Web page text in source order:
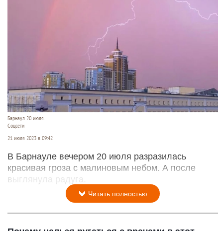
Барнаул 20 июля.
Соцсети
21 июля 2023 в 09:42
В Барнауле вечером 20 июля разразилась
красивая гроза с малиновым небом. А после
выглянула радуга.
Читать полностью